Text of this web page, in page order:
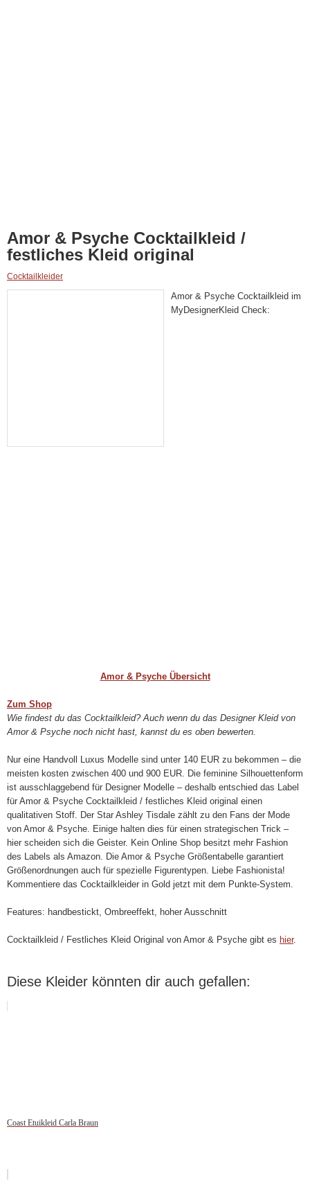
Amor & Psyche Cocktailkleid /
festliches Kleid original
Cocktailkleider
Amor & Psyche Cocktailkleid im
MyDesignerKleid Check:
Amor & Psyche Übersicht
Zum Shop
Wie findest du das Cocktailkleid? Auch wenn du das Designer Kleid von
Amor & Psyche noch nicht hast, kannst du es oben bewerten.
Nur eine Handvoll Luxus Modelle sind unter 140 EUR zu bekommen – die
meisten kosten zwischen 400 und 900 EUR. Die feminine Silhouettenform
ist ausschlaggebend für Designer Modelle – deshalb entschied das Label
für Amor & Psyche Cocktailkleid / festliches Kleid original einen
qualitativen Stoff. Der Star Ashley Tisdale zählt zu den Fans der Mode
von Amor & Psyche. Einige halten dies für einen strategischen Trick –
hier scheiden sich die Geister. Kein Online Shop besitzt mehr Fashion
des Labels als Amazon. Die Amor & Psyche Größentabelle garantiert
Größenordnungen auch für spezielle Figurentypen. Liebe Fashionista!
Kommentiere das Cocktailkleider in Gold jetzt mit dem Punkte-System.
Features: handbestickt, Ombreeffekt, hoher Ausschnitt
Cocktailkleid / Festliches Kleid Original von Amor & Psyche gibt es hier.
Diese Kleider könnten dir auch gefallen:
Coast Etuikleid Carla Braun